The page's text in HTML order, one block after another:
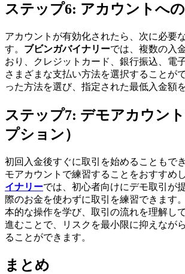
ステップ6: アカウントへ
アカウントが有効化されたら、次に必要
す。 ブビンガバイナリーでは、複数の入
おり、クレジットカード、銀行振込、電
さまざまな支払い方法を選択することが
った方法を選び、指定された最低入金額
ステップ7: デモアカウン
プション）
初回入金後すぐに取引を始めることもで
モアカウントで練習することをおすすめし
イナリーでは、初心者向けにデモ取引が
際のお金を使わずに取引を練習できます
本的な操作を学び、取引の流れを理解し
進むことで、リスクを最小限に抑えなが
ることができます。
まとめ